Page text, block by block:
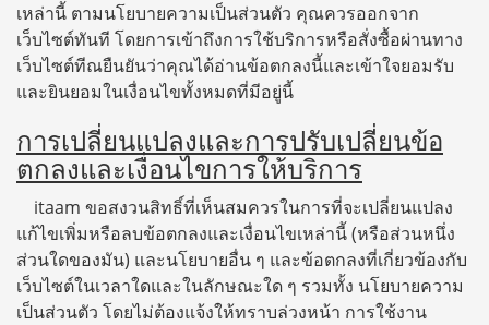
เหล่านี้ ตามนโยบายความเป็นส่วนตัว คุณควรออกจาก
เว็บไซต์ทันที โดยการเข้าถึงการใช้บริการหรือสั่งซื้อผ่านทาง
เว็บไซต์ทีณยืนยันว่าคุณได้อ่านข้อตกลงนี้และเข้าใจยอมรับ
และยินยอมในเงื่อนไขทั้งหมดที่มีอยู่นี้
การเปลี่ยนแปลงและการปรับเปลี่ยนข้อ
ตกลงและเงื่อนไขการให้บริการ
itaam ขอสงวนสิทธิ์ที่เห็นสมควรในการที่จะเปลี่ยนแปลง
แก้ไขเพิ่มหรือลบข้อตกลงและเงื่อนไขเหล่านี้ (หรือส่วนหนึ่ง
ส่วนใดของมัน) และนโยบายอื่น ๆ และข้อตกลงที่เกี่ยวข้องกับ
เว็บไซต์ในเวลาใดและในลักษณะใด ๆ รวมทั้ง นโยบายความ
เป็นส่วนตัว โดยไม่ต้องแจ้งให้ทราบล่วงหน้า การใช้งาน